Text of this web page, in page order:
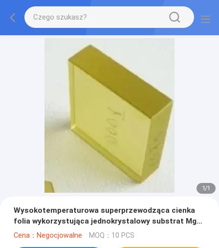
1/1
Wysokotemperaturowa superprzewodząca cienka
folia wykorzystująca jednokrystalowy substrat MgO
dla optymalnej wydajności
Cena：Negocjowalne MOQ：10 PCS